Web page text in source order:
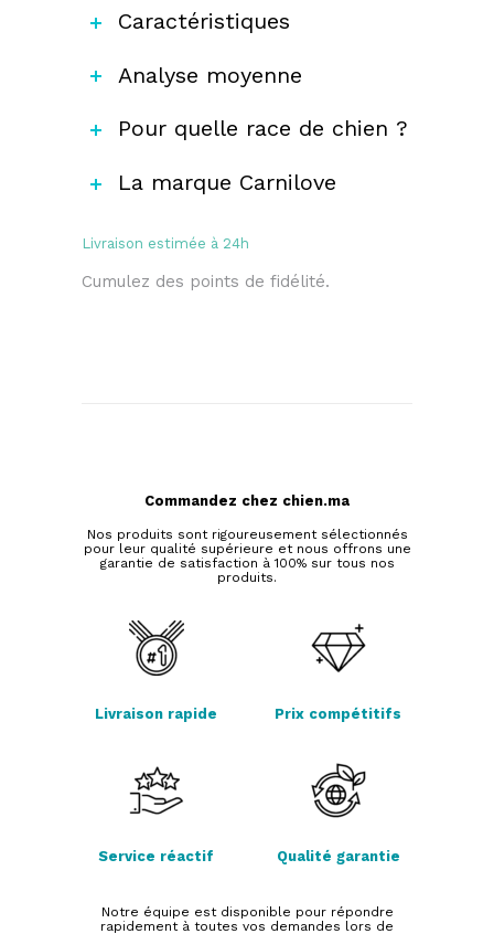
Caractéristiques
Analyse moyenne
Pour quelle race de chien ?
La marque Carnilove
Livraison estimée à 24h
Cumulez des points de fidélité.
Commandez chez chien.ma
Nos produits sont rigoureusement sélectionnés
pour leur qualité supérieure et nous offrons une
garantie de satisfaction à 100% sur tous nos
produits.
Livraison rapide
Service réactif
Prix compétitifs
Qualité garantie
Notre équipe est disponible pour répondre
rapidement à toutes vos demandes lors de